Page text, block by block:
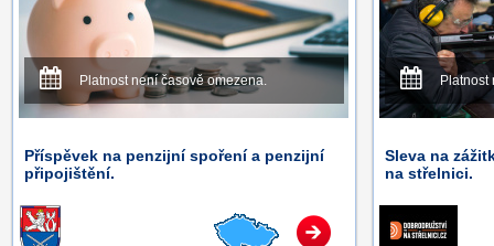
Platnost není časově omezena.
Příspěvek na penzijní spoření a penzijní
připojištění.
Platnost
Sleva na
na střelnici.